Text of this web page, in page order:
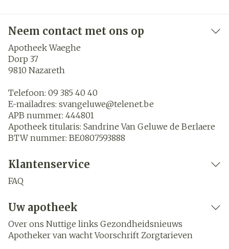
Neem contact met ons op
Apotheek Waeghe
Dorp 37
9810 Nazareth
Telefoon: 09 385 40 40
E-mailadres: svangeluwe@telenet.be
APB nummer: 444801
Apotheek titularis: Sandrine Van Geluwe de Berlaere
BTW nummer: BE0807593888
Klantenservice
FAQ
Uw apotheek
Over ons Nuttige links Gezondheidsnieuws
Apotheker van wacht Voorschrift Zorgtarieven